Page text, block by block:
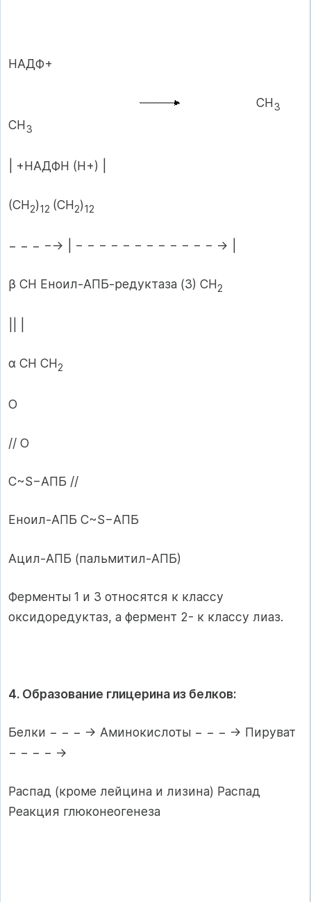
НАДФ+
СН3
СН3
| +НАДФН (Н+) |
(СН2)12 (СН2)12
− − − −→ | − − − − − − − − − − − − → |
β СН Еноил-АПБ-редуктаза (3) СН2
α СН СН2
О
// О
С~S−АПБ //
Еноил-АПБ С~S−АПБ
Ацил-АПБ (пальмитил-АПБ)
Ферменты 1 и 3 относятся к классу
оксидоредуктаз, а фермент 2- к классу лиаз.
4. Образование глицерина из белков:
Белки − − − → Аминокислоты − − − → Пируват
− − − − →
Распад (кроме лейцина и лизина) Распад
Реакция глюконеогенеза